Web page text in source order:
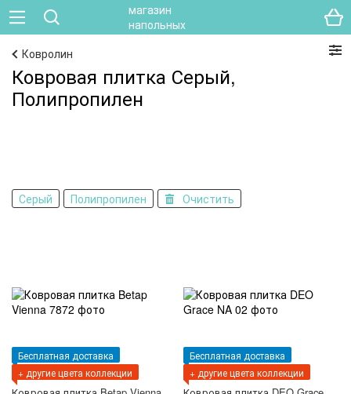
Ковролин
Ковровая плитка Серый,
Полипропилен
Серый Полипропилен Очистить
Бесплатная доставка
+ другие цвета коллекции
Бесплатная доставка
+ другие цвета коллекции